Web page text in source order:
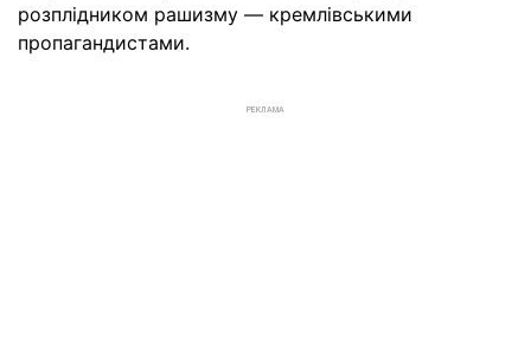
розплідником рашизму — кремлівськими
пропагандистами.
РЕКЛАМА